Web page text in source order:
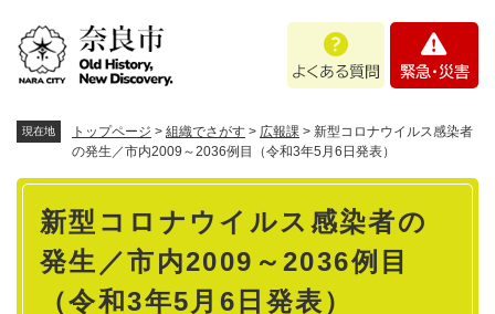
あ
問
・
現在地 トップページ > 組織でさがす > 広報課 > 新型コロナウイルス感染者
の発生／市内2009～2036例目（令和3年5月6日発表）
本
新型コロナウイルス感染者の
発生／市内2009～2036例目
（令和3年5月6日発表）